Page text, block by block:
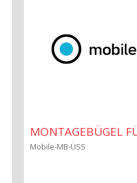
MONTAGEBÜGEL
Mobile-MB-ÜSS